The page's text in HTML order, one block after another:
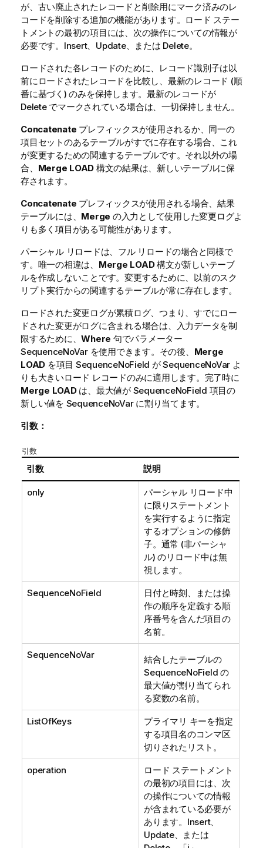
が、古い廃止されたレコードと削除用にマーク済みのレ
コードを削除する追加の機能があります。ロード ステー
トメントの最初の項目には、次の操作についての情報が
必要です。 Insert、 Update、または Delete。
ロードされた各レコードのために、レコード識別子は以
前にロードされたレコードを比較し、最新のレコード (順
番に基づく) のみを保持します。最新のレコードが
Deleteでマークされている場合は、一切保持しません。
Concatenate プレフィックスが使用されるか、同一の
項目セットのあるテーブルがすでに存在する場合、これ
が変更するための関連するテーブルです。それ以外の場
合、 Merge LOAD 構文の結果は、新しいテーブルに保
存されます。
Concatenate プレフィックスが使用される場合、結果
テーブルには、 Merge の入力として使用した変更ログよ
りも多く項目がある可能性があります。
パーシャル リロードは、フル リロードの場合と同様で
す。唯一の相違は、 Merge LOAD構文が新しいテーブ
ルを作成しないことです。変更するために、以前のスク
リプト実行からの関連するテーブルが常に存在します。
ロードされた変更ログが累積ログ、つまり、すでにロー
ドされた変更がログに含まれる場合は、入力データを制
限するために、Where 句でパラメーター
SequenceNoVarを使用できます。その後、 Merge
LOAD を項目 SequenceNoField がSequenceNoVar よ
りも大きいロード レコードのみに適用します。完了時に
Merge LOADは、最大値が SequenceNoField 項目の
新しい値を SequenceNoVarに割り当てます。
引数：
引数
引数 説明
only
パーシャル リロード中
に限りステートメント
を実行するように指定
するオプションの修飾
子。通常 (非パーシャ
ル) のリロード中は無
視します。
SequenceNoField
日付と時刻、または操
作の順序を定義する順
序番号を含んだ項目の
名前。
SequenceNoVar
結合したテーブルの
SequenceNoField の
最大値が割り当てられ
る変数の名前。
ListOfKeys
プライマリ キーを指定
する項目名のコンマ区
切りされたリスト。
operation
ロード ステートメント
の最初の項目には、次
の操作についての情報
が含まれている必要が
あります。 Insert、
Update、または